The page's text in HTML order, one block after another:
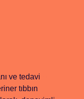
ve tedavi
tıbbın